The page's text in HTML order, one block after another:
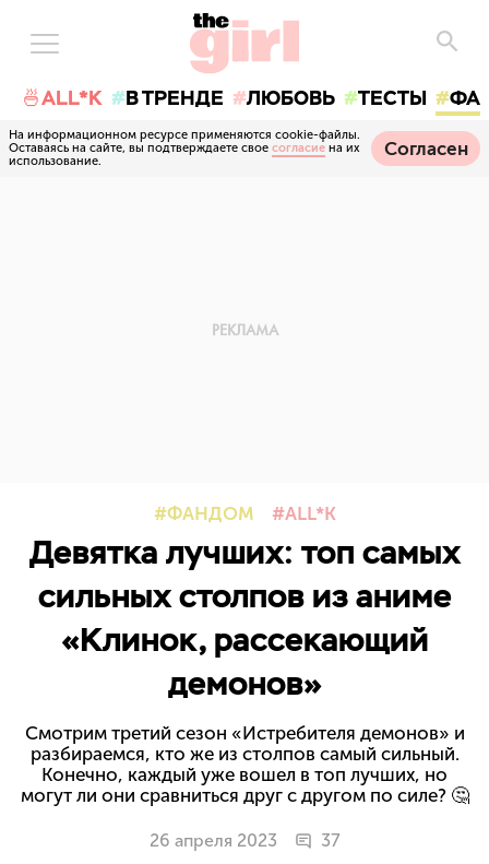
🍜ALL*K В ТРЕНДЕ ЛЮБОВЬ ТЕСТЫ
На информационном ресурсе применяются cookie-файлы.
Оставаясь на сайте, вы подтверждаете свое согласие на их
использование.
Согласен
ФАНДОМ ALL*K
Девятка лучших: топ самых
сильных столпов из аниме
«Клинок, рассекающий
демонов»
Смотрим третий сезон «Истребителя демонов» и
разбираемся, кто же из столпов самый сильный.
Конечно, каждый уже вошел в топ лучших, но
могут ли они сравниться друг с другом по силе? 🤔
26 апреля 2023 37